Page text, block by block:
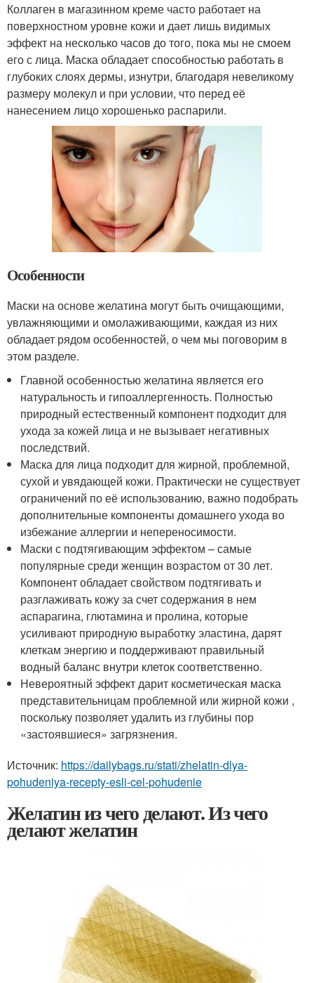
Коллаген в магазинном креме часто работает на
поверхностном уровне кожи и дает лишь видимых
эффект на несколько часов до того, пока мы не смоем
его с лица. Маска обладает способностью работать в
глубоких слоях дермы, изнутри, благодаря невеликому
размеру молекул и при условии, что перед её
нанесением лицо хорошенько распарили.
Особенности
Маски на основе желатина могут быть очищающими,
увлажняющими и омолаживающими, каждая из них
обладает рядом особенностей, о чем мы поговорим в
этом разделе.
Главной особенностью желатина является его
натуральность и гипоаллергенность. Полностью
природный естественный компонент подходит для
ухода за кожей лица и не вызывает негативных
последствий.
Маска для лица подходит для жирной, проблемной,
сухой и увядающей кожи. Практически не существует
ограничений по её использованию, важно подобрать
дополнительные компоненты домашнего ухода во
избежание аллергии и непереносимости.
Маски с подтягивающим эффектом – самые
популярные среди женщин возрастом от 30 лет.
Компонент обладает свойством подтягивать и
разглаживать кожу за счет содержания в нем
аспарагина, глютамина и пролина, которые
усиливают природную выработку эластина, дарят
клеткам энергию и поддерживают правильный
водный баланс внутри клеток соответственно.
Невероятный эффект дарит косметическая маска
представительницам проблемной или жирной кожи ,
поскольку позволяет удалить из глубины пор
«застоявшиеся» загрязнения.
Источник: https://dailybags.ru/stati/zhelatin-dlya-
pohudeniya-recepty-esli-cel-pohudenie
Желатин из чего делают. Из чего
делают желатин